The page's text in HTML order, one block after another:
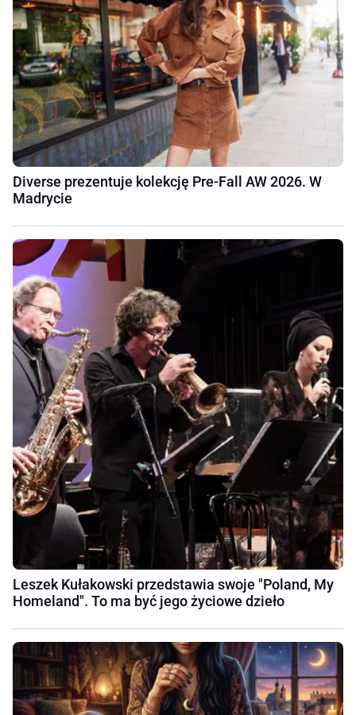
Diverse prezentuje kolekcję Pre-Fall AW 2026. W
Madrycie
Leszek Kułakowski przedstawia swoje "Poland, My
Homeland". To ma być jego życiowe dzieło